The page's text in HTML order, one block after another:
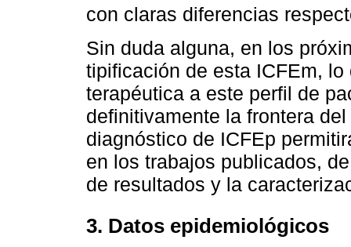
con claras diferencias
Sin duda alguna, en los
tipificación de esta ICFEm,
terapéutica a este perfil de
definitivamente la frontera
diagnóstico de ICFEp
en los trabajos publicados,
de resultados y la
3. Datos epidemiológicos